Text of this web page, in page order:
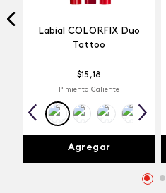
Labial COLORFIX Duo
Tattoo
$15 ,18
Pimienta Caliente
Agregar